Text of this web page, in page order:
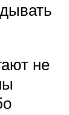
не